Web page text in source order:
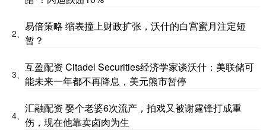
2、
易倍策略 缩表撞上财政扩张，沃什的白宫蜜月注定短
暂？
3、
互盈配资 Citadel Securities经济学家谈沃什：美联储可
能未来一年都不再降息，美元熊市暂停
4、
汇融配资 娶个老婆6次流产，拍戏又被谢霆锋打成重
伤，现在他靠卖卤肉为生